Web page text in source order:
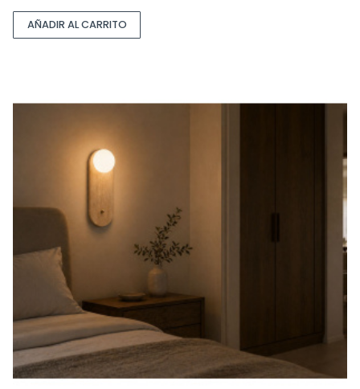
AÑADIR AL CARRITO